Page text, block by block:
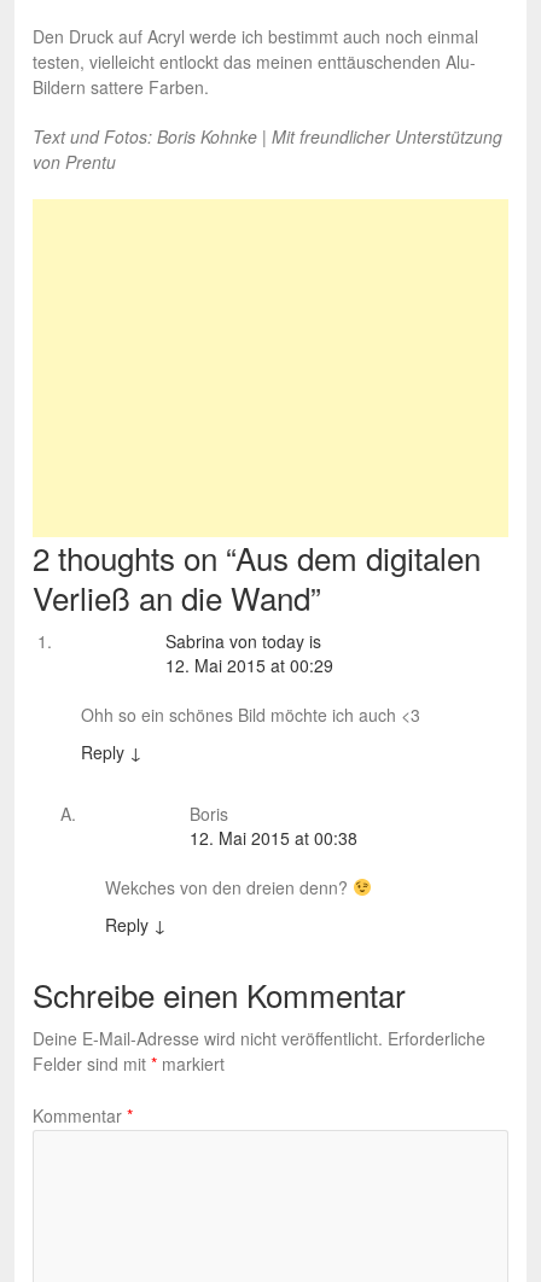
Den Druck auf Acryl werde ich bestimmt auch noch einmal
testen, vielleicht entlockt das meinen enttäuschenden Alu-
Bildern sattere Farben.
Text und Fotos: Boris Kohnke | Mit freundlicher Unterstützung
von Prentu
2 thoughts on “Aus dem digitalen
Verließ an die Wand”
Sabrina von today is
12. Mai 2015 at 00:29
Ohh so ein schönes Bild möchte ich auch <3
Reply ↓
Boris
12. Mai 2015 at 00:38
Wekches von den dreien denn?
Reply ↓
Schreibe einen Kommentar
Deine E-Mail-Adresse wird nicht veröffentlicht. Erforderliche
Felder sind mit * markiert
Kommentar *